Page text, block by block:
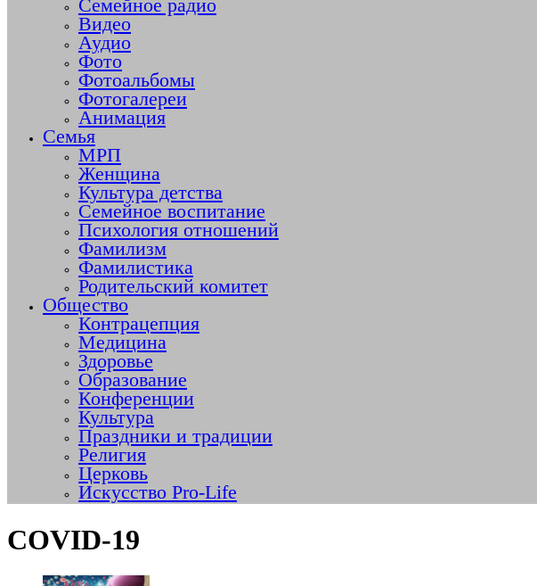
Семейное радио
Видео
Аудио
Фото
Фотоальбомы
Фотогалереи
Анимация
Семья
МРП
Женщина
Культура детства
Семейное воспитание
Психология отношений
Фамилизм
Фамилистика
Родительский комитет
Общество
Контрацепция
Медицина
Здоровье
Образование
Конференции
Культура
Праздники и традиции
Религия
Церковь
Искусство Pro-Life
COVID-19